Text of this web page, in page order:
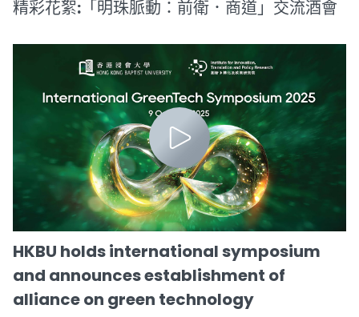
精彩花絮:「明珠脈動：前衛．商道」交流酒會
HKBU holds international symposium
and announces establishment of
alliance on green technology